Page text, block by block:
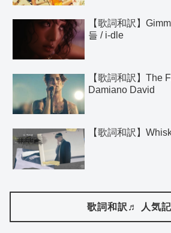
【歌詞和訳】
들 / i-dle
【歌詞和訳】The
Damiano David
【歌詞和訳】
歌詞和訳♬ 人気